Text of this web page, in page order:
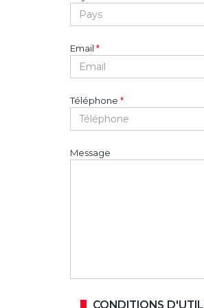
Email *
Téléphone *
Message
CONDITIONS